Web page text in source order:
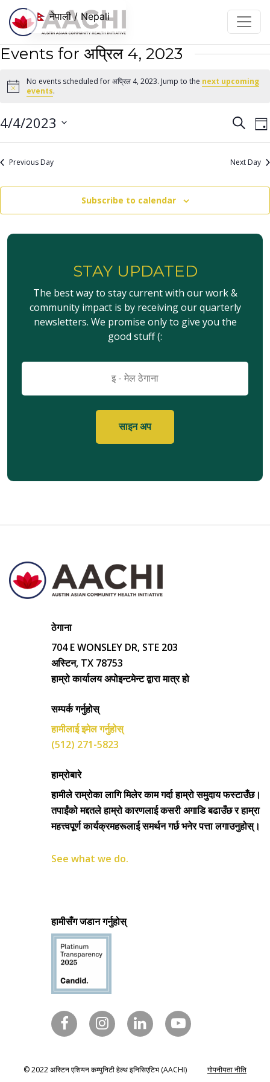
सामग्रीमा जानुहोस्
Events for अप्रिल 4, 2023
Notice
No events scheduled for अप्रिल 4, 2023. Jump to the next upcoming
events.
and
Search
4/4/2023
Select
date.Previous Day Next Day
Subscribe to calendar
STAY UPDATED
The best way to stay current with our work &
community impact is by receiving our quarterly
newsletters. We promise only to give you the
good stuff (:
ठेगाना
704 E WONSLEY DR, STE 203
अस्टिन, TX 78753
हाम्रो कार्यालय अपोइन्टमेन्ट द्वारा मात्र हो
सम्पर्क गर्नुहोस्
हामीलाई इमेल गर्नुहोस्
(512) 271-5823
हाम्रोबारे
हामीले राम्रोका लागि मिलेर काम गर्दा हाम्रो समुदाय फस्टाउँछ।
तपाईंको मद्दतले हाम्रो कारणलाई कसरी अगाडि बढाउँछ र हाम्रा
महत्त्वपूर्ण कार्यक्रमहरूलाई समर्थन गर्छ भनेर पत्ता लगाउनुहोस्।
See what we do.
हामीसँग जडान गर्नुहोस्
© 2022 अस्टिन एशियन कम्युनिटी हेल्थ इनिसिएटिभ (AACHI)
गोपनीयता नीति
नेपाली / Nepali